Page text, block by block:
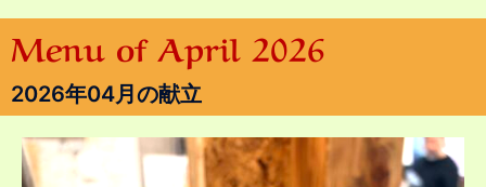
Menu of April 2026
2026年04月の献立